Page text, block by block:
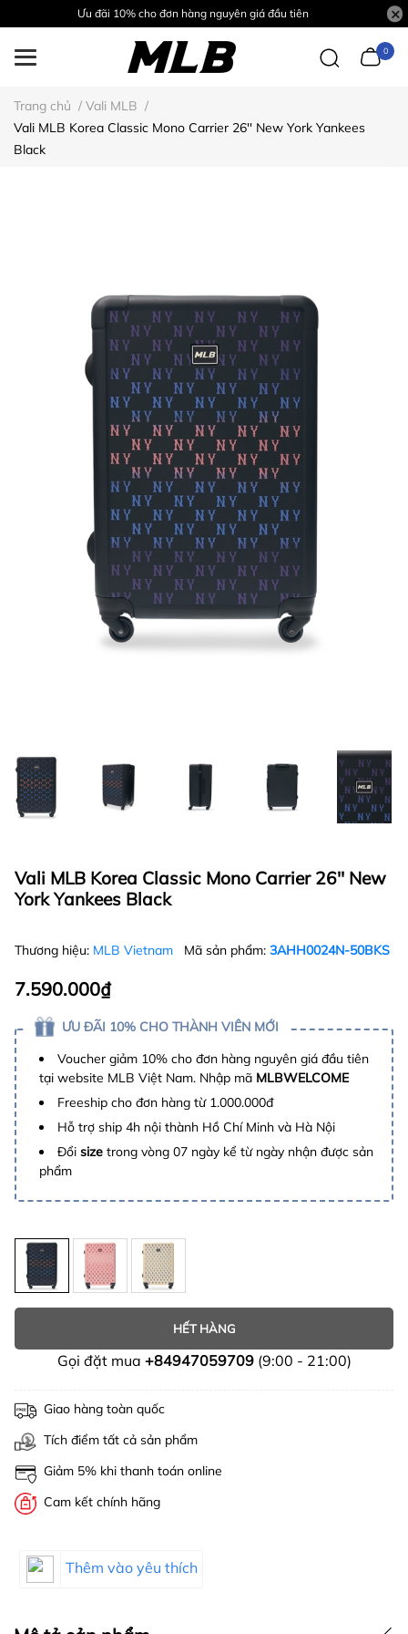
Ưu đãi 10% cho đơn hàng nguyên giá đầu tiên
0
Trang chủ / Vali MLB /
Vali MLB Korea Classic Mono Carrier 26'' New York Yankees
Black
Vali MLB Korea Classic Mono Carrier 26'' New
York Yankees Black
Thương hiệu: MLB Vietnam Mã sản phẩm: 3AHH0024N-50BKS
7.590.000₫
ƯU ĐÃI 10% CHO THÀNH VIÊN MỚI
Voucher giảm 10% cho đơn hàng nguyên giá đầu tiên
tại website MLB Việt Nam. Nhập mã MLBWELCOME
Freeship cho đơn hàng từ 1.000.000đ
Hỗ trợ ship 4h nội thành Hồ Chí Minh và Hà Nội
Đổi size trong vòng 07 ngày kể từ ngày nhận được sản
phẩm
HẾT HÀNG
Gọi đặt mua +84947059709(9:00 - 21:00)
Giao hàng toàn quốc
Tích điểm tất cả sản phẩm
Giảm 5% khi thanh toán online
Cam kết chính hãng
Thêm vào yêu thích